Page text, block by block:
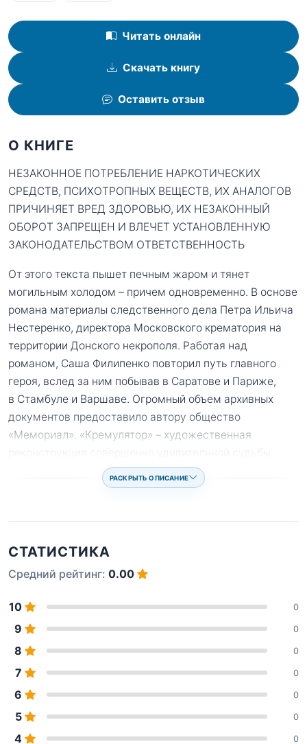
Читать онлайн
Скачать книгу
Оставить отзыв
О КНИГЕ
НЕЗАКОННОЕ ПОТРЕБЛЕНИЕ НАРКОТИЧЕСКИХ
СРЕДСТВ, ПСИХОТРОПНЫХ ВЕЩЕСТВ, ИХ АНАЛОГОВ
ПРИЧИНЯЕТ ВРЕД ЗДОРОВЬЮ, ИХ НЕЗАКОННЫЙ
ОБОРОТ ЗАПРЕЩЕН И ВЛЕЧЕТ УСТАНОВЛЕННУЮ
ЗАКОНОДАТЕЛЬСТВОМ ОТВЕТСТВЕННОСТЬ
От этого текста пышет печным жаром и тянет
могильным холодом – причем одновременно. В основе
романа материалы следственного дела Петра Ильича
Нестеренко, директора Московского крематория на
территории Донского некрополя. Работая над
романом, Саша Филипенко повторил путь главного
героя, вслед за ним побывав в Саратове и Париже,
в Стамбуле и Варшаве. Огромный объем архивных
документов предоставило автору общество
«Мемориал». «Кремулятор» – художественная
РАСКРЫТЬ ОПИСАНИЕ
СТАТИСТИКА
Средний рейтинг: 0.00
10 0
9 0
8 0
7 0
6 0
5 0
4 0